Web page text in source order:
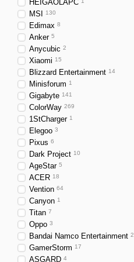
HEIGAOLAPC
MSI 130
Edimax 8
Anker 5
Anycubic 2
Xiaomi 15
Blizzard Entertainment 14
Minisforum 1
Gigabyte 141
ColorWay 269
1StCharger 1
Elegoo 3
Pixus 6
Dark Project 10
AgeStar 5
ACER 18
Vention 64
Canyon 1
Titan 7
Oppo 3
Bandai Namco Entertainment 2
GamerStorm 17
ASGARD 4